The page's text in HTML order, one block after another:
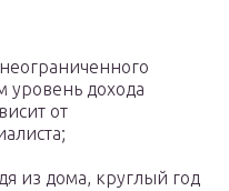
уровень дохода
от
из дома, круглый год